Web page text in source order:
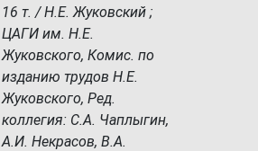
16 т. / Н.Е. Жуковский ;
ЦАГИ им. Н.Е.
Жуковского, Комис. по
изданию трудов Н.Е.
Жуковского, Ред.
коллегия: С.А. Чаплыгин,
А.И. Некрасов, В.А.